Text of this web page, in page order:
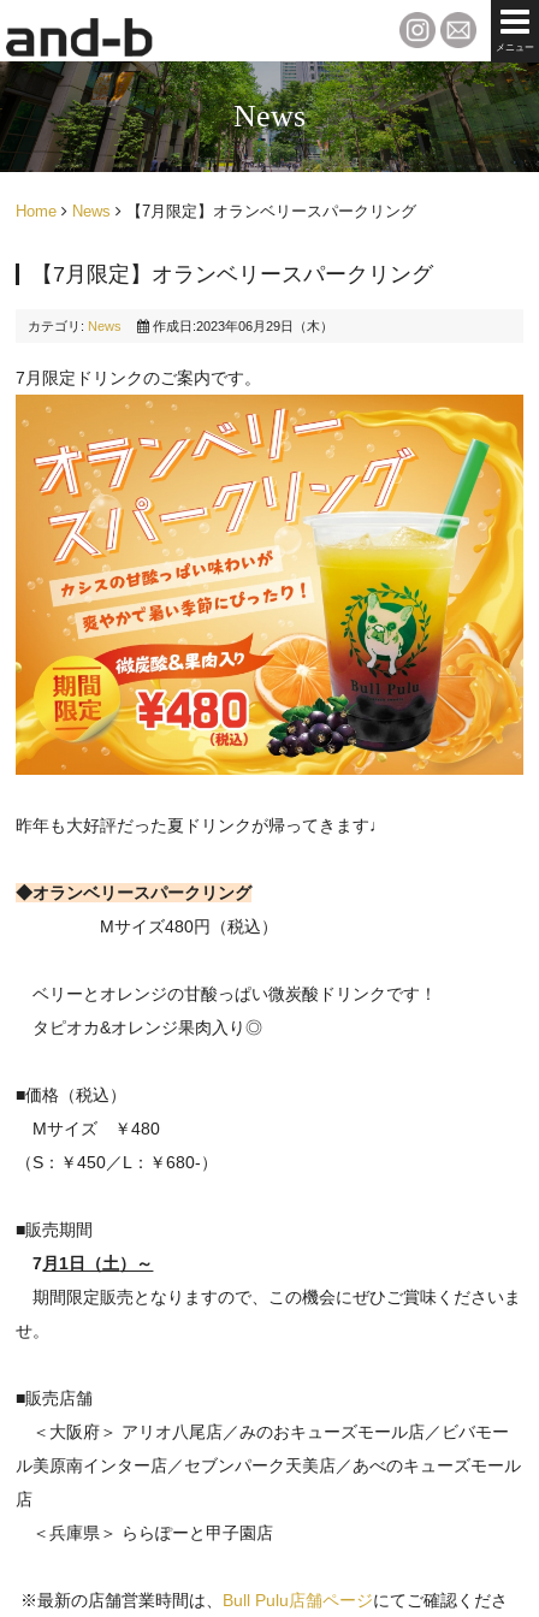
メニュー
News
Home News 【7月限定】オランベリースパークリング
【7月限定】オランベリースパークリング
カテゴリ: News 作成日:2023年06月29日（木）
7月限定ドリンクのご案内です。
昨年も大好評だった夏ドリンクが帰ってきます♩
◆オランベリースパークリング
Mサイズ480円（税込）
ベリーとオレンジの甘酸っぱい微炭酸ドリンクです！
タピオカ&オレンジ果肉入り◎
■価格（税込）
Mサイズ ￥480
（S：￥450／L：￥680-）
■販売期間
7月1日（土）～
期間限定販売となりますので、この機会にぜひご賞味くださいま
せ。
■販売店舗
＜大阪府＞ アリオ八尾店／みのおキューズモール店／ビバモー
ル美原南インター店／セブンパーク天美店／あべのキューズモール
店
＜兵庫県＞ ららぽーと甲子園店
※最新の店舗営業時間は、 Bull Pulu店舗ページにてご確認くださ